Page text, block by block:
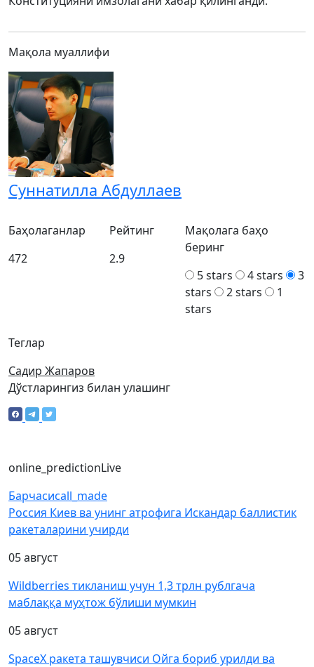
Мақола муаллифи
Суннатилла Абдуллаев
Теглар
Садир Жапаров
Баҳолаганлар
472
Рейтинг
2.9
Мақолага баҳо
беринг
5 stars
4 stars
3
stars
2 stars
1
stars
Дўстларингиз билан улашинг
online_predictionLive
Барчасиcall_made
Россия Киев ва унинг атрофига Искандар баллистик
ракеталарини учирди
05 август
Wildberries тикланиш учун 1,3 трлн рублгача
маблаққа муҳтож бўлиши мумкин
05 август
SpaceX ракета ташувчиси Ойга бориб урилди ва